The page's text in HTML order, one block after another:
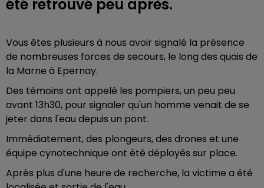
été retrouvé peu après.
Vous êtes plusieurs à nous avoir signalé la présence
de nombreuses forces de secours, le long des quais de
la Marne à Epernay.
Des témoins ont appelé les pompiers, un peu peu
avant 13h30, pour signaler qu'un homme venait de se
jeter dans l'eau depuis un pont.
Immédiatement, des plongeurs, des drones et une
équipe cynotechnique ont été déployés sur place.
Après plus d'une heure de recherche, la victime a été